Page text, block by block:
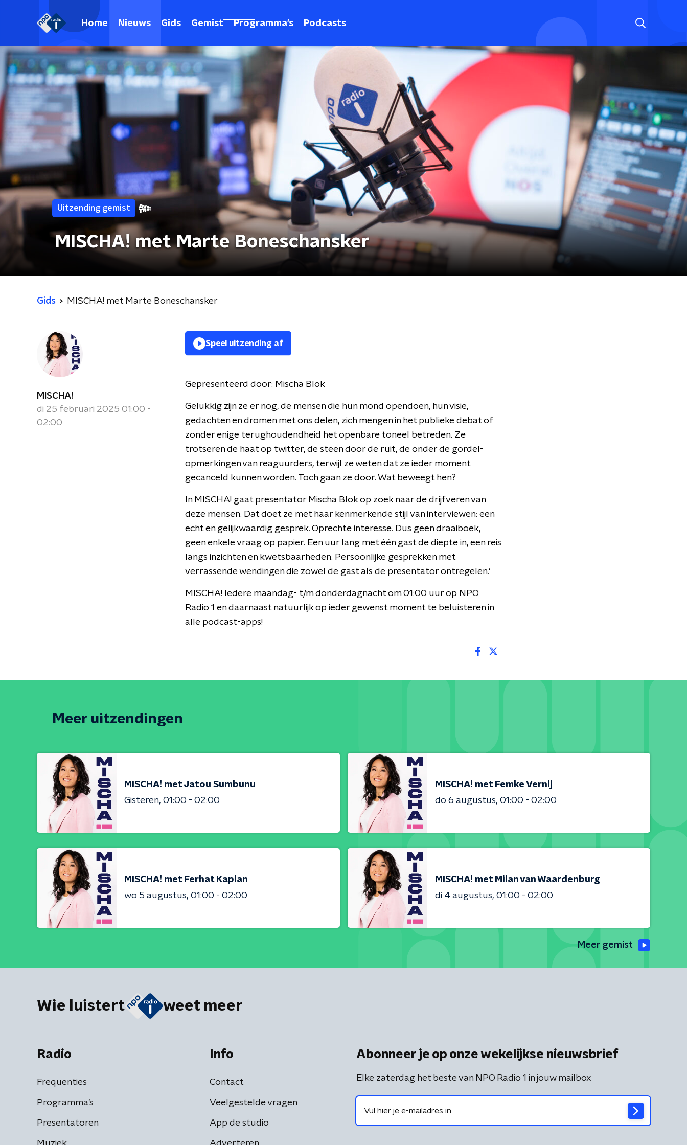
Home Nieuws Gids Gemist Programma's Podcasts
Uitzending gemist
MISCHA! met Marte Boneschansker
Gids MISCHA! met Marte Boneschansker
MISCHA!
di 25 februari 2025 01:00 -
02:00
Speel uitzending af
Gepresenteerd door: Mischa Blok
Gelukkig zijn ze er nog, de mensen die hun mond opendoen, hun visie,
gedachten en dromen met ons delen, zich mengen in het publieke debat of
zonder enige terughoudendheid het openbare toneel betreden. Ze
trotseren de haat op twitter, de steen door de ruit, de onder de gordel-
opmerkingen van reaguurders, terwijl ze weten dat ze ieder moment
gecanceld kunnen worden. Toch gaan ze door. Wat beweegt hen?
In MISCHA! gaat presentator Mischa Blok op zoek naar de drijfveren van
deze mensen. Dat doet ze met haar kenmerkende stijl van interviewen: een
echt en gelijkwaardig gesprek. Oprechte interesse. Dus geen draaiboek,
geen enkele vraag op papier. Een uur lang met één gast de diepte in, een reis
langs inzichten en kwetsbaarheden. Persoonlijke gesprekken met
verrassende wendingen die zowel de gast als de presentator ontregelen.’
MISCHA! Iedere maandag- t/m donderdagnacht om 01:00 uur op NPO
Radio 1 en daarnaast natuurlijk op ieder gewenst moment te beluisteren in
alle podcast-apps!
Meer uitzendingen
MISCHA! met Jatou Sumbunu
Gisteren 01:00 - 02:00
MISCHA! met Femke Vernij
do 6 augustus 01:00 - 02:00
MISCHA! met Ferhat Kaplan
wo 5 augustus 01:00 - 02:00
MISCHA! met Milan van Waardenburg
di 4 augustus 01:00 - 02:00
Meer gemist
Wie luistert weet meer
Radio
Frequenties
Programma's
Presentatoren
Info
Contact
Veelgestelde vragen
App de studio
Abonneer je op onze wekelijkse nieuwsbrief
Elke zaterdag het beste van NPO Radio 1 in jouw mailbox